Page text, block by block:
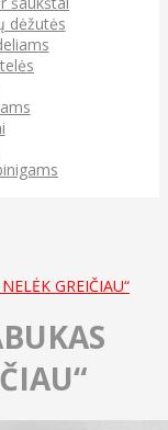
dėžutės
GREIČIAU“